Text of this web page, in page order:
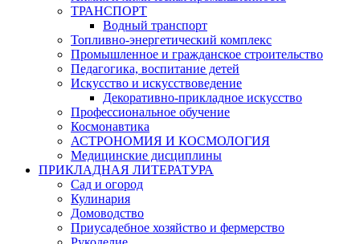
ТРАНСПОРТ
Водный транспорт
Топливно-энергетический комплекс
Промышленное и гражданское строительство
Педагогика, воспитание детей
Искусство и искусствоведение
Декоративно-прикладное искусство
Профессиональное обучение
Космонавтика
АСТРОНОМИЯ И КОСМОЛОГИЯ
Медицинские дисциплины
ПРИКЛАДНАЯ ЛИТЕРАТУРА
Сад и огород
Кулинария
Домоводство
Приусадебное хозяйство и фермерство